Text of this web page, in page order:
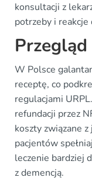
konsultacji z
potrzeby i reakcje
W Polsce
receptę, co
regulacjami
refundacji przez
koszty związane
pacjentów
leczenie bardziej
z demencją.